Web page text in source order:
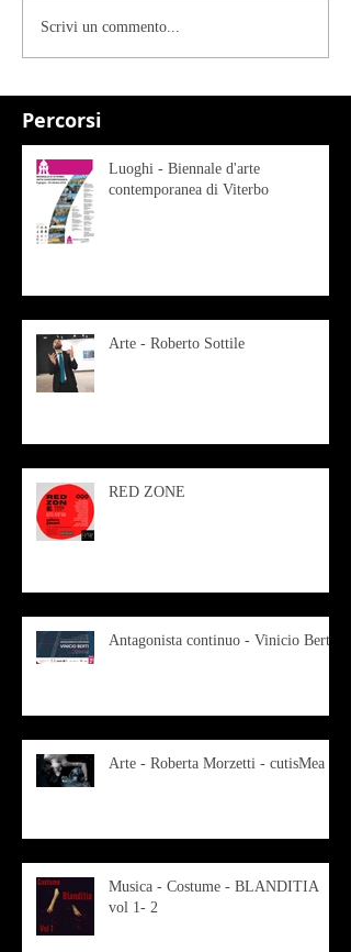
Percorsi
Scrivi un commento...
Luoghi - Biennale d'arte
contemporanea di Viterbo
Arte - Roberto Sottile
RED ZONE
Antagonista continuo - Vinicio Berti
Arte - Roberta Morzetti - cutisMea
Musica - Costume - BLANDITIA
vol 1- 2